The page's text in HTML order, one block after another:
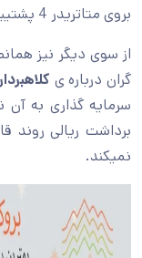
بروی متاتریدر 4 پشتیبانی میکند.
از سوی دیگر نیز
گران درباره ی
سرمایه گذاری به
برداشت ریالی روند
نمیکند.